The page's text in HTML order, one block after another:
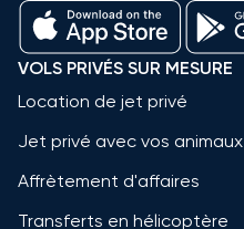
VOLS PRIVÉS SUR MESURE
Location de jet privé
Jet privé avec vos animaux
Affrètement d'affaires
Transferts en hélicoptère